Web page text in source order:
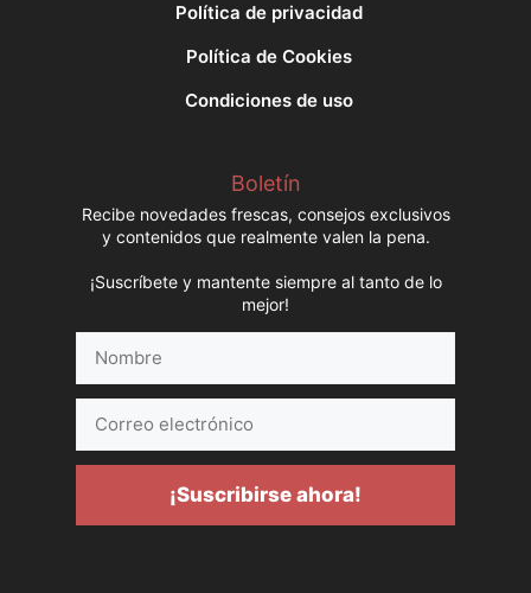
Política de privacidad
Política de Cookies
Condiciones de uso
Boletín
Recibe novedades frescas, consejos exclusivos
y contenidos que realmente valen la pena.
¡Suscríbete y mantente siempre al tanto de lo
mejor!
electrónico
¡Suscribirse ahora!